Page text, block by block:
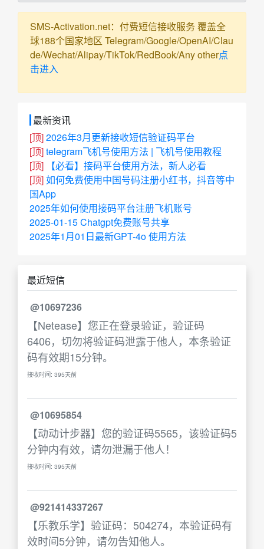
SMS-Activation.net：付费短信接收服务 覆盖全
球188个国家地区 Telegram/Google/OpenAI/Clau
de/Wechat/Alipay/TikTok/RedBook/Any other点
击进入
最新资讯
[顶]2026年3月更新接收短信验证码平台
[顶]telegram飞机号使用方法 | 飞机号使用教程
[顶]
【必看】接码平台使用方法，新人必看
[顶]如何免费使用中国号码注册小红书，抖音等中
国App
2025年如何使用接码平台注册飞机账号
2025-01-15 Chatgpt免费账号共享
2025年1月01日最新GPT-4o 使用方法
最近短信
@10697236
【Netease】您正在登录验证，验证码
6406，切勿将验证码泄露于他人，本条验证
码有效期15分钟。
接收时间: 395天前
@10695854
【动动计步器】您的验证码5565，该验证码5
分钟内有效，请勿泄漏于他人！
接收时间: 395天前
@921414337267
【乐教乐学】验证码：504274，本验证码有
效时间5分钟，请勿告知他人。